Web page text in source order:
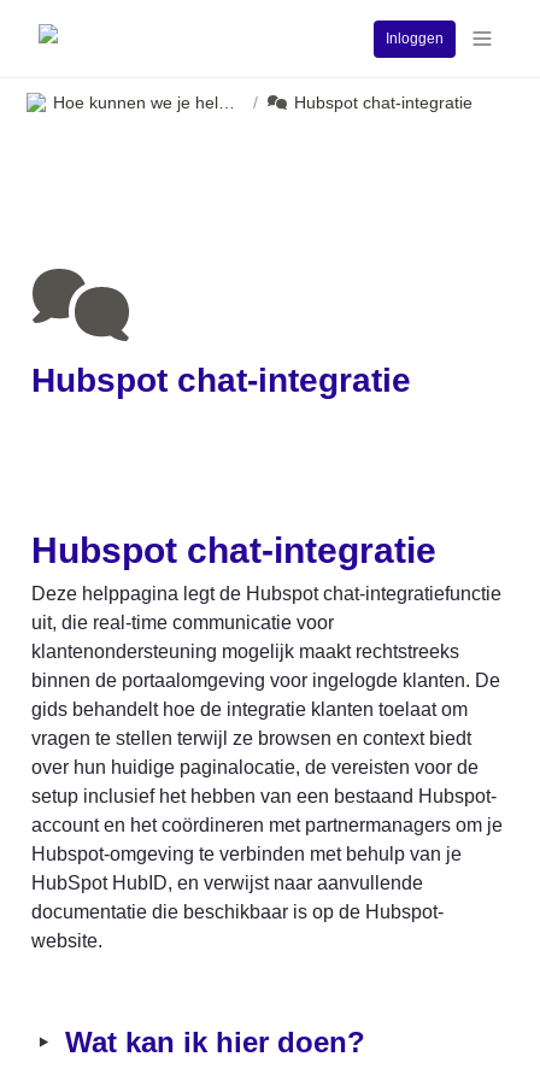
Inloggen
/ Hubspot chat-integratie
Hubspot chat-integratie
Hubspot chat-integratie
Deze helppagina legt de Hubspot chat-integratiefunctie
uit, die real-time communicatie voor
klantenondersteuning mogelijk maakt rechtstreeks
binnen de portaalomgeving voor ingelogde klanten. De
gids behandelt hoe de integratie klanten toelaat om
vragen te stellen terwijl ze browsen en context biedt
over hun huidige paginalocatie, de vereisten voor de
setup inclusief het hebben van een bestaand Hubspot-
account en het coördineren met partnermanagers om je
Hubspot-omgeving te verbinden met behulp van je
HubSpot HubID, en verwijst naar aanvullende
documentatie die beschikbaar is op de Hubspot-
website.
‣ Wat kan ik hier doen?